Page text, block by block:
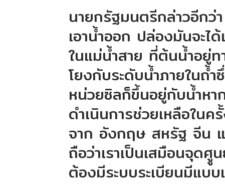
นายกรัฐมนตรีกล่าวอีก
เอาน้ำออก ปล่องมันจะไ
ในแม่น้ำสาย ที่ต้นน้ำอยู่ท
โยงกับระดับน้ำภายในถ้ำ
หน่วยซิลก็ขึ้นอยู่กับน้ำหา
ดำเนินการช่วยเหลือในค
จาก อังกฤษ สหรัฐ จีน
ถือว่าเราเป็นเสมือนจุดศูู
ต้องมีระบบระเบียนมีแบ